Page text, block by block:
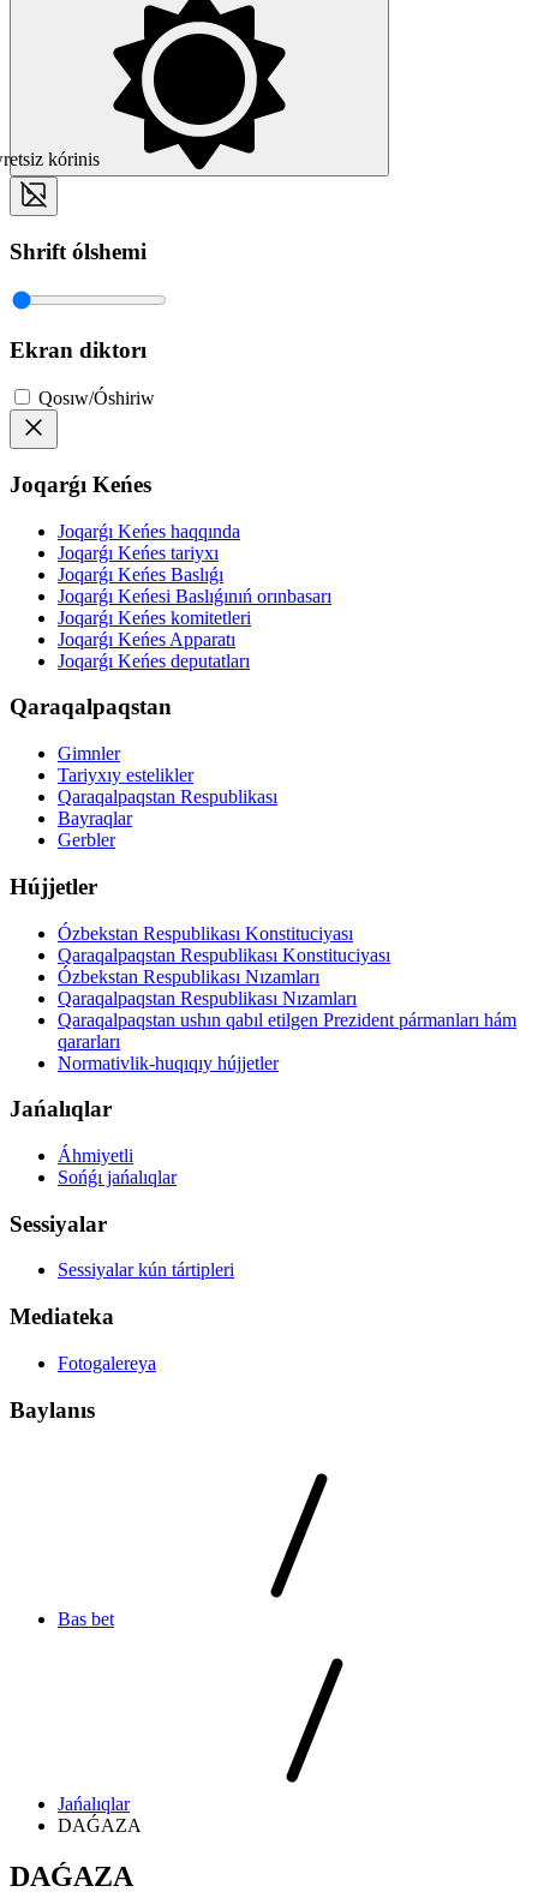
kórinis
Shrift ólshemi
Ekran diktorı
Qosıw/Óshiriw
Joqarǵı Keńes
Joqarǵı Keńes haqqında
Joqarǵı Keńes tariyxı
Joqarǵı Keńes Baslıǵı
Joqarǵı Keńesi Baslıǵınıń orınbasarı
Joqarǵı Keńes komitetleri
Joqarǵı Keńes Apparatı
Joqarǵı Keńes deputatları
Qaraqalpaqstan
Gimnler
Tariyxıy estelikler
Qaraqalpaqstan Respublikası
Bayraqlar
Gerbler
Hújjetler
Ózbekstan Respublikası Konstituciyası
Qaraqalpaqstan Respublikası Konstituciyası
Ózbekstan Respublikası Nızamları
Qaraqalpaqstan Respublikası Nızamları
Qaraqalpaqstan ushın qabıl etilgen Prezident pármanları hám
qararları
Normativlik-huqıqıy hújjetler
Jańalıqlar
Áhmiyetli
Sońǵı jańalıqlar
Sessiyalar
Sessiyalar kún tártipleri
Mediateka
Fotogalereya
Baylanıs
Bas bet
Jańalıqlar
DAǴAZA
DAǴAZA